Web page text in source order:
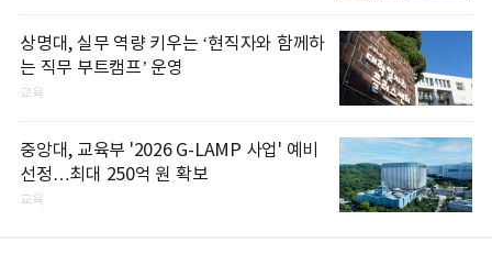
상명대, 실무 역량 키우는 ‘현직자와 함께하
는 직무 부트캠프’ 운영
교육
중앙대, 교육부 '2026 G-LAMP 사업' 예비
선정…최대 250억 원 확보
교육